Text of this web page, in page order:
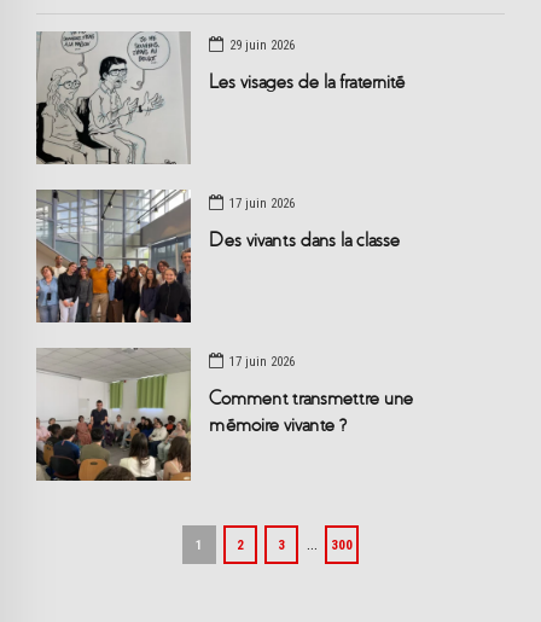
29 juin 2026
Les visages de la fraternité
17 juin 2026
Des vivants dans la classe
17 juin 2026
Comment transmettre une
mémoire vivante ?
1 2 3 … 300